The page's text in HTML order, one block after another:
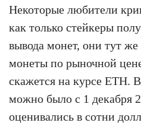
Некоторые любители
как только стейкеры
вывода монет, они тут
монеты по рыночной
скажется на курсе ETH.
можно было с 1 декабря
оценивались в сотни